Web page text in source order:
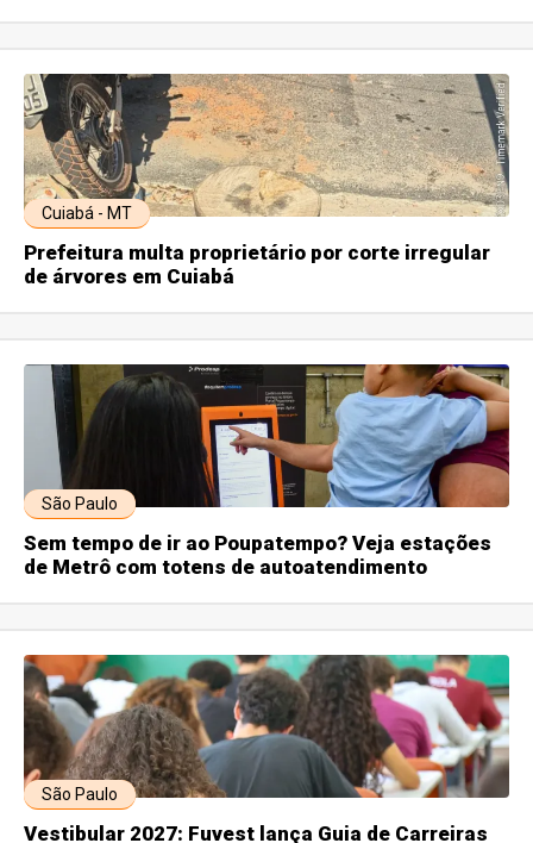
Cuiabá - MT
Prefeitura multa proprietário por corte irregular
de árvores em Cuiabá
São Paulo
Sem tempo de ir ao Poupatempo? Veja estações
de Metrô com totens de autoatendimento
São Paulo
Vestibular 2027: Fuvest lança Guia de Carreiras